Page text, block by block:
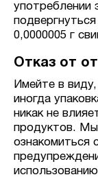
употреблении
0,0000005 г
Отказ от
Имейте в
иногда
никак не
продуктов. Мы
ознакомиться